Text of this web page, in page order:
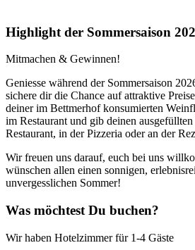
Highlight der Sommersaison
Mitmachen & Gewinnen!
Geniesse während der Sommersaison
sichere dir die Chance auf attraktive
deiner im Bettmerhof konsumierten
im Restaurant und gib deinen
Restaurant, in der Pizzeria oder an der
Wir freuen uns darauf, euch bei uns
wünschen allen einen sonnigen,
unvergesslichen Sommer!
Was möchtest Du buchen?
Wir haben Hotelzimmer für 1-4 Gäste